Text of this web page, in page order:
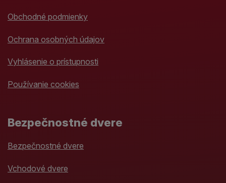
Obchodné podmienky
Ochrana osobných údajov
Vyhlásenie o prístupnosti
Používanie cookies
Bezpečnostné dvere
Bezpečnostné dvere
Vchodové dvere